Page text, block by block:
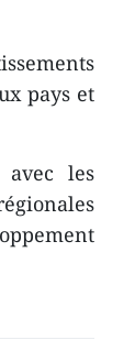
pays et
les